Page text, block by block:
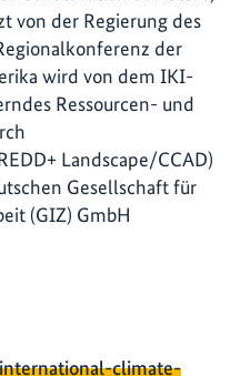
von der Regierung des
der
wird von dem IKI-
Ressourcen- und
Landscape/CCAD)
Gesellschaft für
(GIZ) GmbH
climate-